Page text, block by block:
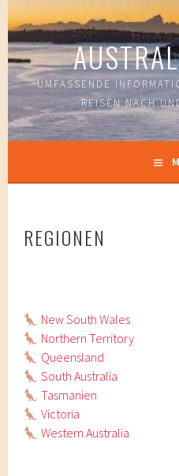
Springe
zum
Inhalt
UMFASSENDE
REISEN NACH
REGIONEN
New South Wales
Northern Territory
Queensland
South Australia
Tasmanien
Victoria
Western Australia